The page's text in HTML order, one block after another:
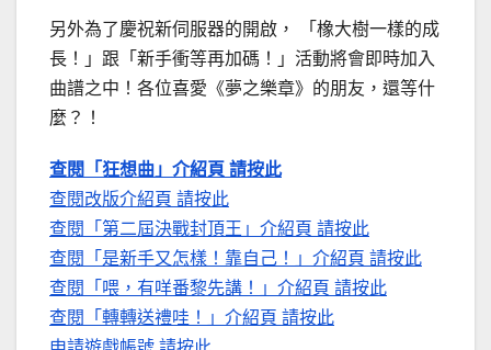
另外為了慶祝新伺服器的開啟， 「橡大樹一樣的成
長！」跟「新手衝等再加碼！」活動將會即時加入
曲譜之中！各位喜愛《夢之樂章》的朋友，還等什
麼？！
查閱「狂想曲」介紹頁 請按此
查閱改版介紹頁 請按此
查閱「第二屆決戰封頂王」介紹頁 請按此
查閱「是新手又怎樣！靠自己！」介紹頁 請按此
查閱「喂，有咩番黎先講！」介紹頁 請按此
查閱「轉轉送禮哇！」介紹頁 請按此